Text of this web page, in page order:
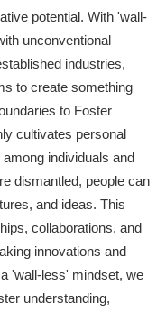
potential. With 'wall-
unconventional
industries,
to create something
to Foster
cultivates personal
individuals and
dismantled, people can
and ideas. This
collaborations, and
innovations and
'wall-less' mindset, we
understanding,